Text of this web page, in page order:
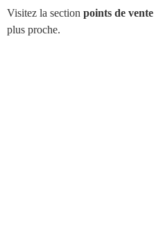
Visitez la section points de vente
plus proche.